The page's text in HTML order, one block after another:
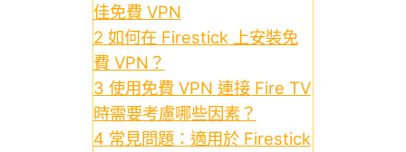
佳免費 VPN
2 如何在 Firestick 上安裝免
費 VPN？
3 使用免費 VPN 連接 Fire TV
時需要考慮哪些因素？
4 常見問題：適用於 Firestick